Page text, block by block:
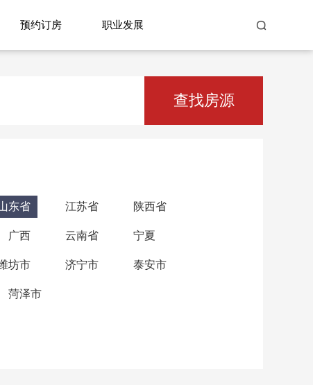
预约订房 职业发展
查找房源
东省 江苏省 陕西省
广西 云南省 宁夏
坊市 济宁市 泰安市
菏泽市